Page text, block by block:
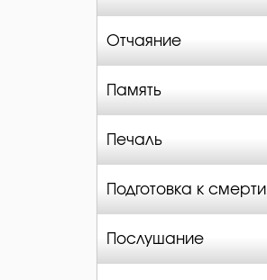
Отчаяние
Память
Печаль
Подготовка к смерти
Послушание